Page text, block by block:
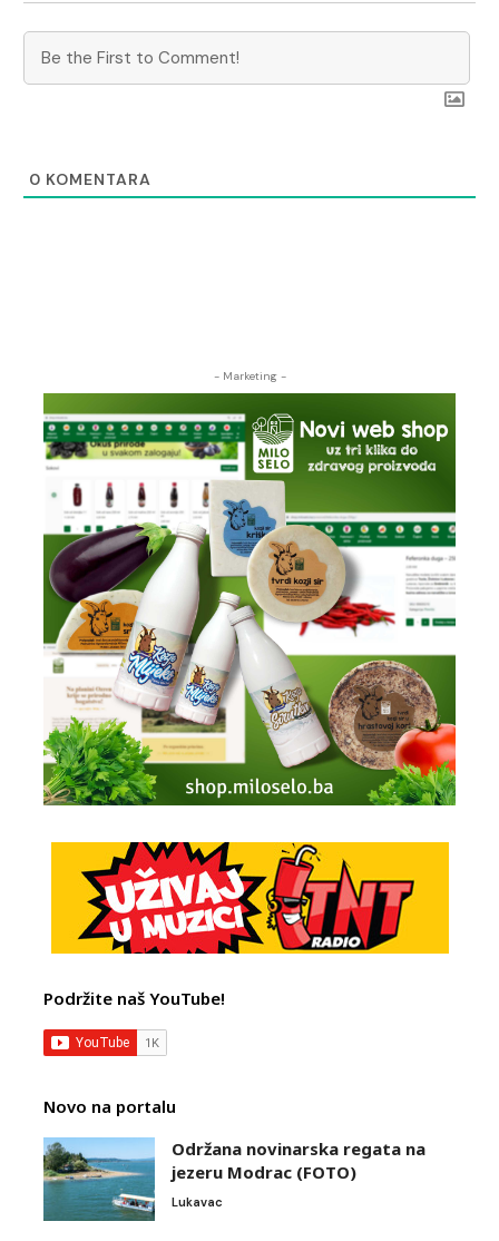
0 KOMENTARA
- Marketing -
Podržite naš YouTube!
Novo na portalu
Održana novinarska regata na
jezeru Modrac (FOTO)
Lukavac